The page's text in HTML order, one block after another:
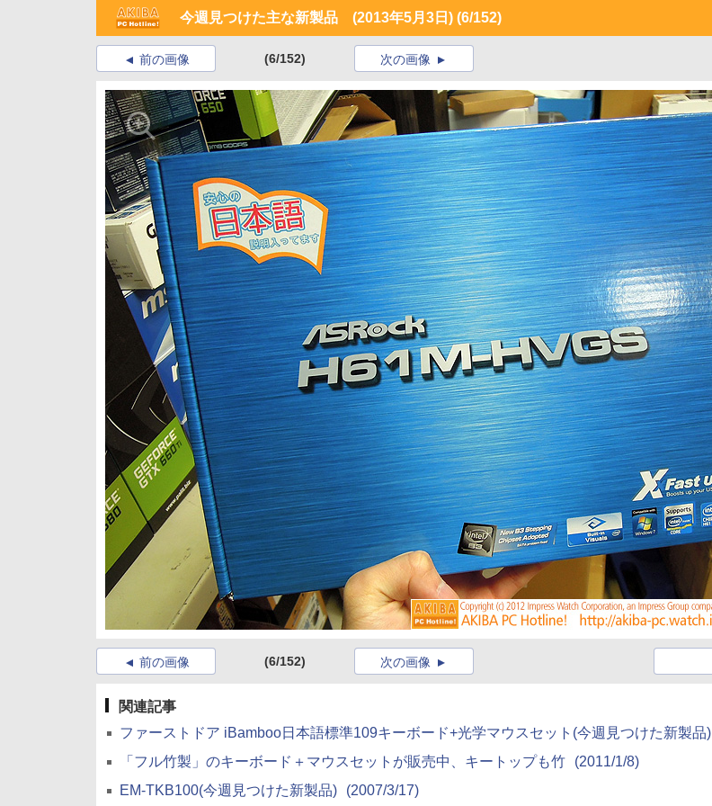
今週見つけた主な新製品 (2013年5月3日) (6/152)
前の画像 (6/152) 次の画像
前の画像 (6/152) 次の画像
関連記事
ファーストドア iBamboo日本語標準109キーボード+光学マウスセット(今週見つけた新製品)
「フル竹製」のキーボード＋マウスセットが販売中、キートップも竹
(2011/1/8)
EM-TKB100(今週見つけた新製品)
(2007/3/17)